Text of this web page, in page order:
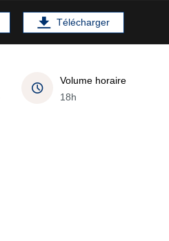
Télécharger
Volume horaire
18h